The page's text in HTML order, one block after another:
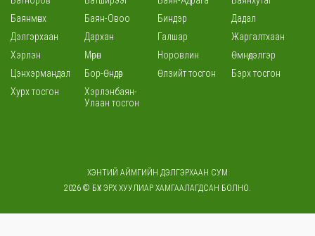
Баянмөнх
Баян-Овоо Биндэр
Дадал
Дэлгэрхаан
Дархан Галшар
Жаргалтхаан
Хэрлэн
Мөрөн Норовлин
Өмнөдэлгэр
Цэнхэрмандал
Бор-Өндөр Өлзийт тосгон
Бэрх тосгон
Хурх тосгон
Хэрлэнбаян-
Улаан тосгон
ХЭНТИЙ АЙМГИЙН ДЭЛГЭРХААН СУМ
2026 © БҮХ ЭРХ ХУУЛИАР ХАМГААЛАГДСАН БОЛНО.